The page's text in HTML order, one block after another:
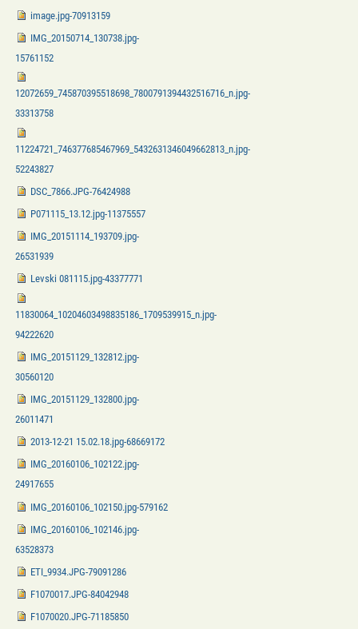
image.jpg-70913159
IMG_20150714_130738.jpg-
15761152
12072659_745870395518698_7800791394432516716_n.jpg-
33313758
11224721_746377685467969_5432631346049662813_n.jpg-
52243827
DSC_7866.JPG-76424988
P071115_13.12.jpg-11375557
IMG_20151114_193709.jpg-
26531939
Levski 081115.jpg-43377771
11830064_10204603498835186_1709539915_n.jpg-
94222620
IMG_20151129_132812.jpg-
30560120
IMG_20151129_132800.jpg-
26011471
2013-12-21 15.02.18.jpg-68669172
IMG_20160106_102122.jpg-
24917655
IMG_20160106_102150.jpg-579162
IMG_20160106_102146.jpg-
63528373
ETI_9934.JPG-79091286
F1070017.JPG-84042948
F1070020.JPG-71185850